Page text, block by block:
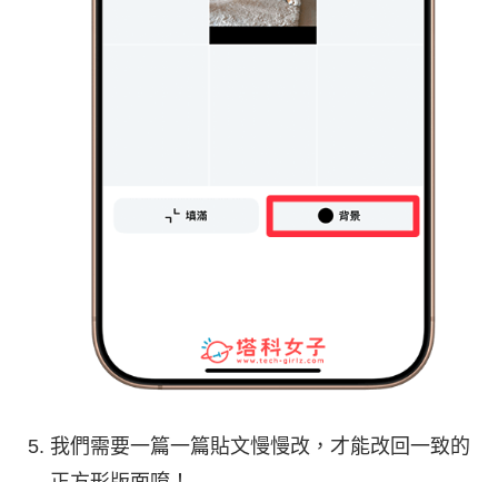
我們需要一篇一篇貼文慢慢改，才能改回一致的